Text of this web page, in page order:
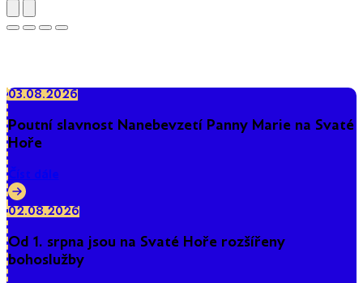
03.08.2026
Poutní slavnost Nanebevzetí Panny Marie na Svaté
Hoře
Číst dále
02.08.2026
Od 1. srpna jsou na Svaté Hoře rozšířeny
bohoslužby